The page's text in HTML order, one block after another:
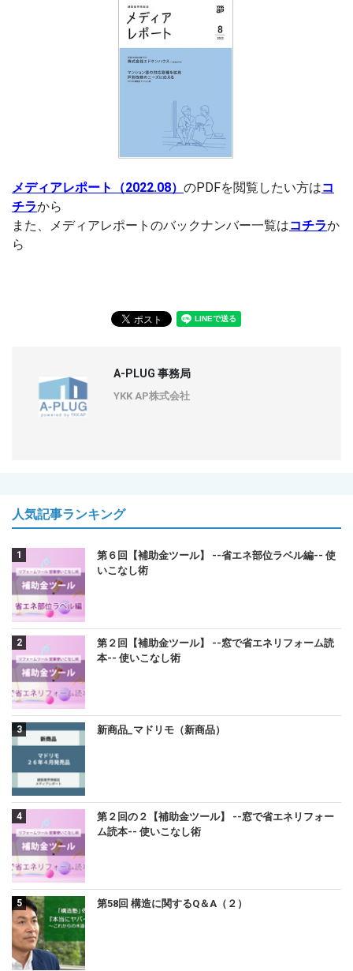
メディアレポート（2022.08） のPDFを閲覧したい方はコ
チラから
また、メディアレポートのバックナンバー一覧はコチラか
ら
A-PLUG 事務局
YKK AP株式会社
人気記事ランキング
第６回【補助金ツール】 --省エネ部位ラベル編-- 使
いこなし術
第２回【補助金ツール】 --窓で省エネリフォーム読
本-- 使いこなし術
新商品_マドリモ（新商品）
第２回の２【補助金ツール】 --窓で省エネリフォー
ム読本-- 使いこなし術
第58回 構造に関するQ＆A（２）